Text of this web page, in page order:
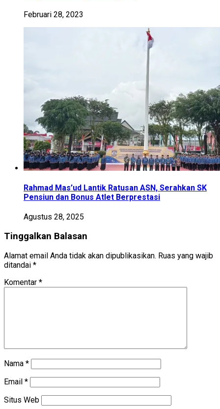
Februari 28, 2023
Rahmad Mas’ud Lantik Ratusan ASN, Serahkan SK
Pensiun dan Bonus Atlet Berprestasi
Agustus 28, 2025
Tinggalkan Balasan
Alamat email Anda tidak akan dipublikasikan. Ruas yang wajib
ditandai *
Komentar *
Nama *
Email *
Situs Web